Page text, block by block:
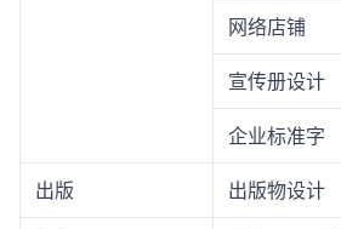
网络店铺
宣传册设计
企业标准字
出版 出版物设计